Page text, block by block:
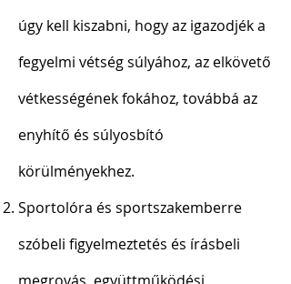
úgy kell kiszabni, hogy az igazodjék a
fegyelmi vétség súlyához, az elkövető
vétkességének fokához, továbbá az
enyhítő és súlyosbító
körülményekhez.
Sportolóra és sportszakemberre
szóbeli figyelmeztetés és írásbeli
megrovás, együttműködési